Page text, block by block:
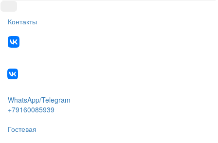
Контакты
WhatsApp/Telegram
+79160085939
Гостевая